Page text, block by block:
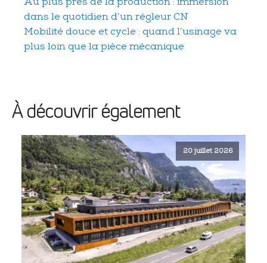
Au plus près de la production : immersion
dans le quotidien d’un régleur CN
Mobilité douce et cycle : quand l’usinage va
plus loin que la pièce mécanique
À découvrir également
20 juillet 2026